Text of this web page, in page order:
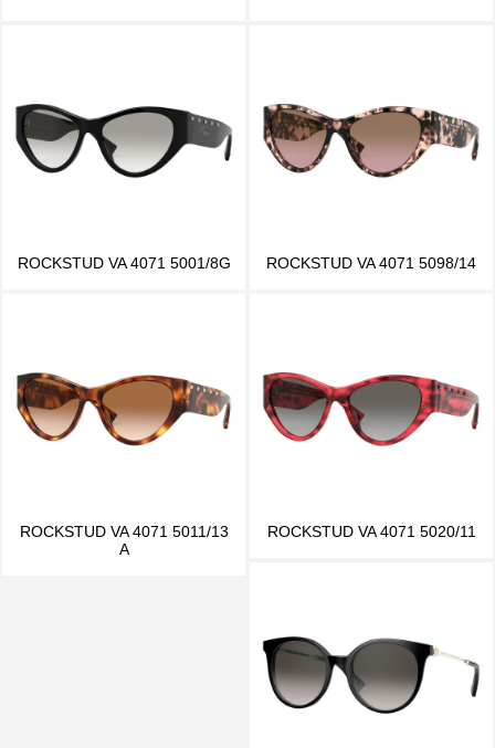
ROCKSTUD VA 4071 5001/8G ROCKSTUD VA 4071 5098/14
ROCKSTUD VA 4071 5011/13
A
ROCKSTUD VA 4071 5020/11